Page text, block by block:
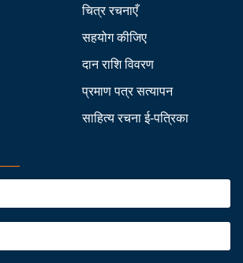
चित्र रचनाएँ
सहयोग कीजिए
दान राशि विवरण
प्रमाण पत्र सत्यापन
साहित्य रचना ई-पत्रिका